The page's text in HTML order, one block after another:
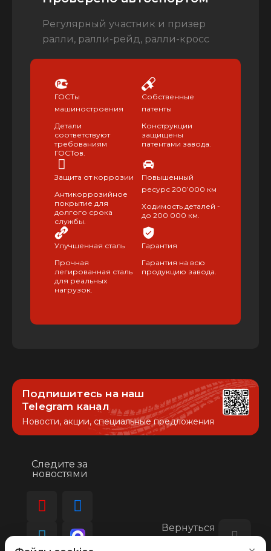
Регулярный участник и призер
ралли, ралли-рейд, ралли-кросс
ГОСТы
машиностроения
Детали
соответствуют
требованиям
ГОСТов.
Собственные
патенты
Конструкции
защищены
патентами завода.
Защита от коррозии
Антикоррозийное
покрытие для
долгого срока
службы.
Повышенный
ресурс 200’000 км
Ходимость деталей -
до 200 000 км.
Улучшенная сталь
Прочная
легированная сталь
для реальных
нагрузок.
Гарантия
Гарантия на всю
продукцию завода.
Подпишитесь на наш
Telegram канал
Новости, акции, специальные предложения
Следите за
новостями
Вернуться